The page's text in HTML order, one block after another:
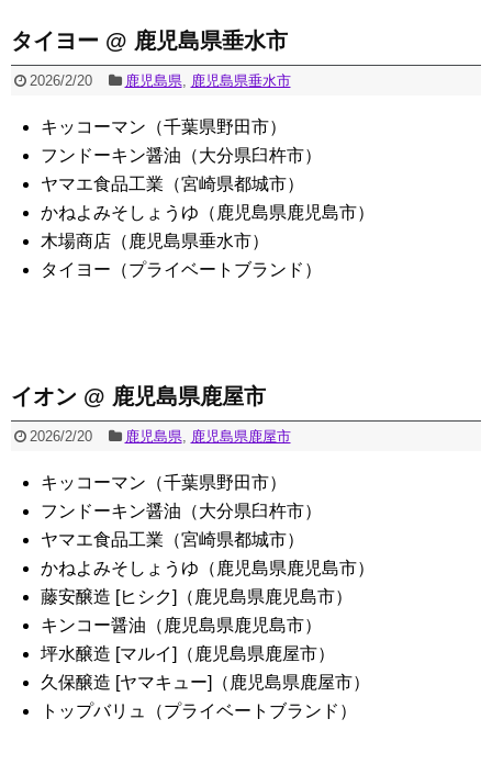
タイヨー @ 鹿児島県垂水市
2026/2/20 鹿児島県, 鹿児島県垂水市
キッコーマン（千葉県野田市）
フンドーキン醤油（大分県臼杵市）
ヤマエ食品工業（宮崎県都城市）
かねよみそしょうゆ（鹿児島県鹿児島市）
木場商店（鹿児島県垂水市）
タイヨー（プライベートブランド）
イオン @ 鹿児島県鹿屋市
2026/2/20 鹿児島県, 鹿児島県鹿屋市
キッコーマン（千葉県野田市）
フンドーキン醤油（大分県臼杵市）
ヤマエ食品工業（宮崎県都城市）
かねよみそしょうゆ（鹿児島県鹿児島市）
藤安醸造 [ヒシク]（鹿児島県鹿児島市）
キンコー醤油（鹿児島県鹿児島市）
坪水醸造 [マルイ]（鹿児島県鹿屋市）
久保醸造 [ヤマキュー]（鹿児島県鹿屋市）
トップバリュ（プライベートブランド）